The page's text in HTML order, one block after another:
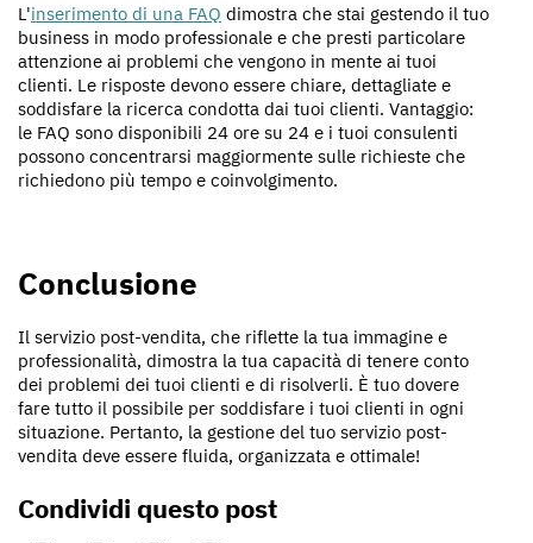
L'inserimento di una FAQ dimostra che stai gestendo il tuo
business in modo professionale e che presti particolare
attenzione ai problemi che vengono in mente ai tuoi
clienti. Le risposte devono essere chiare, dettagliate e
soddisfare la ricerca condotta dai tuoi clienti. Vantaggio:
le FAQ sono disponibili 24 ore su 24 e i tuoi consulenti
possono concentrarsi maggiormente sulle richieste che
richiedono più tempo e coinvolgimento.
Conclusione
Il servizio post-vendita, che riflette la tua immagine e
professionalità, dimostra la tua capacità di tenere conto
dei problemi dei tuoi clienti e di risolverli. È tuo dovere
fare tutto il possibile per soddisfare i tuoi clienti in ogni
situazione. Pertanto, la gestione del tuo servizio post-
vendita deve essere fluida, organizzata e ottimale!
Condividi questo post